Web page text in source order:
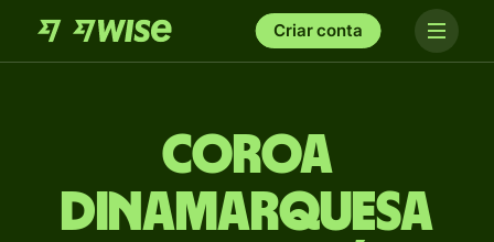
Criar conta
Coroa
dinamarquesa